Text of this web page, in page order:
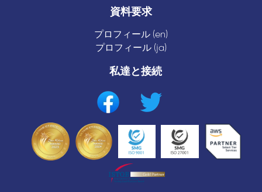
資料要求
プロフィール (en)
プロフィール (ja)
私達と接続